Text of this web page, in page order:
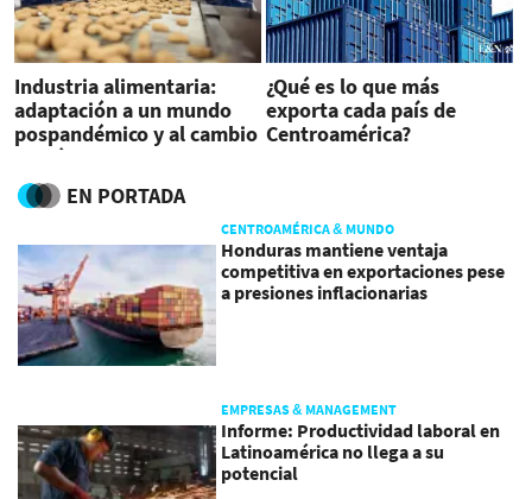
Industria alimentaria:
adaptación a un mundo
pospandémico y al cambio
climático
¿Qué es lo que más
exporta cada país de
Centroamérica?
EN PORTADA
CENTROAMÉRICA & MUNDO
Honduras mantiene ventaja
competitiva en exportaciones pese
a presiones inflacionarias
EMPRESAS & MANAGEMENT
Informe: Productividad laboral en
Latinoamérica no llega a su
potencial